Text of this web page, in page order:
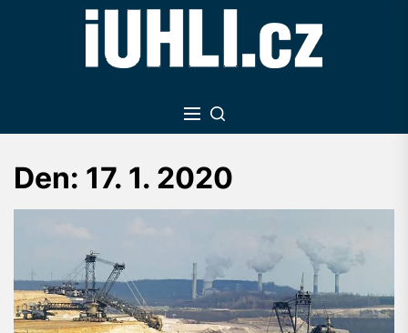
Den: 17. 1. 2020